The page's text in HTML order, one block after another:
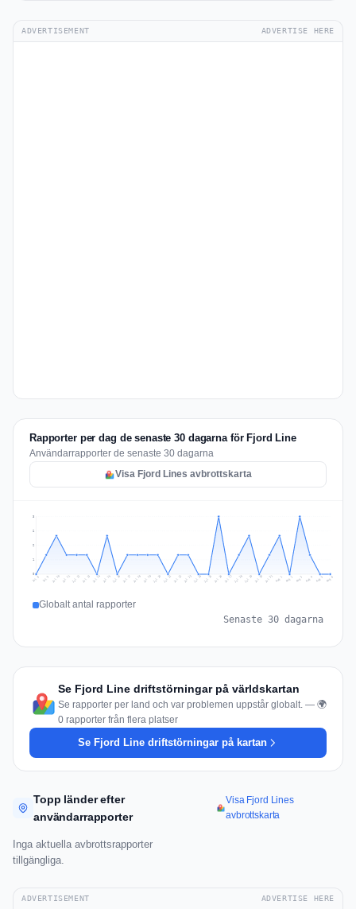
ADVERTISEMENT ADVERTISE HERE
Rapporter per dag de senaste 30 dagarna för Fjord Line
Användarrapporter de senaste 30 dagarna
Visa Fjord Lines avbrottskarta
1
2
2
3
Jul 8 Jul 9 Jul 10 Jul 11 Jul 12 Jul 13 Jul 14 Jul 15 Jul 16 Jul 17 Jul 18 Jul 19 Jul 20 Jul 21 Jul 22 Jul 23 Jul 24 Jul 25 Jul 26 Jul 27 Jul 28 Jul 29 Jul 30 Jul 31 Aug 1 Aug 2 Aug 3 Aug 4 Aug 5 Aug 6
Globalt antal rapporter
Senaste 30 dagarna
Se Fjord Line driftstörningar på världskartan
Se rapporter per land och var problemen uppstår globalt. — 🌍
0 rapporter från flera platser
Se Fjord Line driftstörningar på kartan
Topp länder efter
användarrapporter
Visa Fjord Lines
avbrottskarta
Inga aktuella avbrottsrapporter
tillgängliga.
ADVERTISEMENT ADVERTISE HERE